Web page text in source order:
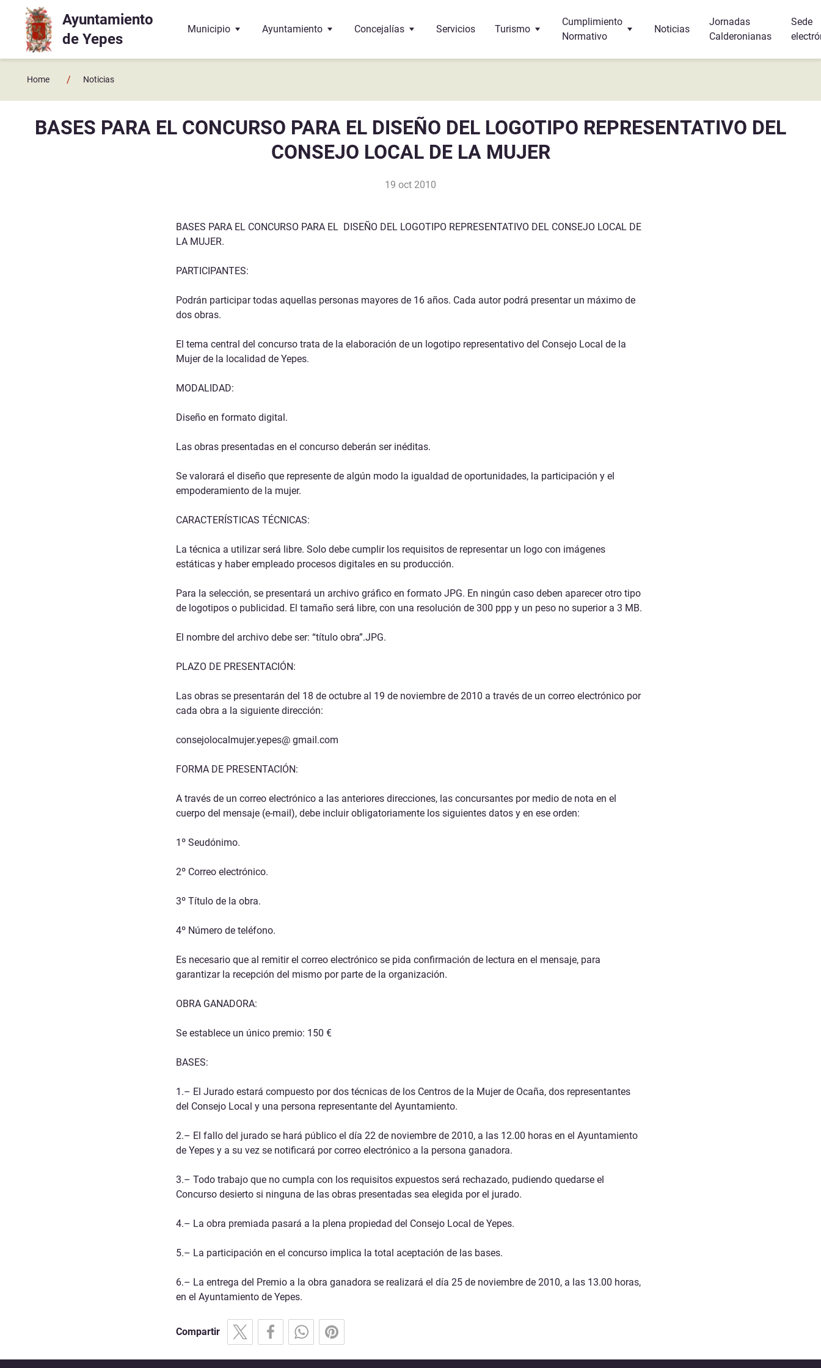
Ir a contenido principal
Ayuntamiento
de Yepes
Municipio
Historia
Geografía
Enlaces y contactos de interés
Ayuntamiento
La corporación
El pleno
Concejalías
Concejalías
Cultura
Bienestar social
Deportes
Urbanismo
Economía y Hacienda
Servicios Municipales
Servicios Turismo
¿Dónde comer y dormir?
Monumentos
Gastronomía
Cumplimiento
Normativo
Canal Interno de Información
Noticias
Jornadas
Calderonianas
Sede
Home / Noticias
BASES PARA EL CONCURSO PARA EL DISEÑO DEL LOGOTIPO REPRESENTATIVO DEL
CONSEJO LOCAL DE LA MUJER
19 oct 2010
BASES PARA EL CONCURSO PARA EL DISEÑO DEL LOGOTIPO REPRESENTATIVO DEL CONSEJO LOCAL DE
LA MUJER.
PARTICIPANTES:
Podrán participar todas aquellas personas mayores de 16 años. Cada autor podrá presentar un máximo de
dos obras.
El tema central del concurso trata de la elaboración de un logotipo representativo del Consejo Local de la
Mujerde la localidad de Yepes.
MODALIDAD:
Diseño en formato digital.
Las obras presentadas en el concurso deberán ser inéditas.
Se valorará el diseño que represente de algún modo la igualdad de oportunidades, la participación y el
empoderamiento de la mujer.
CARACTERÍSTICAS TÉCNICAS:
La técnica a utilizar será libre. Solo debe cumplir los requisitos de representar un logo con imágenes
estáticas y haber empleado procesos digitales en su producción.
Para la selección, se presentará un archivo gráfico en formato JPG. En ningún caso deben aparecer otro tipo
de logotipos o publicidad. El tamaño será libre, con una resolución de 300 ppp y un peso no superior a 3 MB.
El nombre del archivo debe ser: “título obra”.JPG.
PLAZO DE PRESENTACIÓN:
Las obras se presentarán del 18 de octubre al 19 de noviembre de 2010 a través de un correo electrónico por
cada obra a la siguiente dirección:
consejolocalmujer.yepes@ gmail.com
FORMA DE PRESENTACIÓN:
A través de un correo electrónico a las anteriores direcciones, las concursantes por medio de nota en el
cuerpo del mensaje (e-mail), debe incluir obligatoriamente los siguientes datos y en ese orden:
1º Seudónimo.
2º Correo electrónico.
3º Título de la obra.
4º Número de teléfono.
Es necesario que al remitir el correo electrónico se pida confirmación de lectura en el mensaje, para
garantizar la recepción del mismo por parte de la organización.
OBRA GANADORA:
Se establece un único premio: 150 €
BASES:
1.– El Jurado estará compuesto por dos técnicas de los Centros de la Mujer de Ocaña, dos representantes
del Consejo Local y una persona representante del Ayuntamiento.
2.– El fallo del jurado se hará público el día 22 de noviembre de 2010, a las 12.00 horas en el Ayuntamiento
de Yepes y a su vez se notificará por correo electrónico a la persona ganadora.
3.– Todo trabajo que no cumpla con los requisitos expuestos será rechazado, pudiendo quedarse el
Concurso desierto si ninguna de las obras presentadas sea elegida por el jurado.
4.– La obra premiada pasará a la plena propiedad del Consejo Local de Yepes.
5.– La participación en el concurso implica la total aceptación de las bases.
6.– La entrega del Premio a la obra ganadora se realizará el día 25 de noviembre de 2010, a las 13.00 horas,
en el Ayuntamiento de Yepes.
Compartir